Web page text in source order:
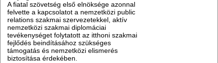
A fiatal szövetség első elnöksége azonnal
felvette a kapcsolatot a nemzetközi public
relations szakmai szervezetekkel, aktív
nemzetközi szakmai diplomáciai
tevékenységet folytatott az itthoni szakmai
fejlődés beindításához szükséges
támogatás és nemzetközi elismerés
biztosítása érdekében.